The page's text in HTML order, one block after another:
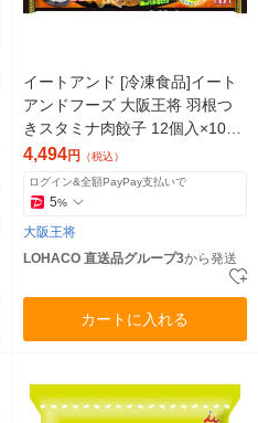
イートアンド [冷凍食品]イート
アンドフーズ 大阪王将 羽根つ
きスタミナ肉餃子 12個入×10袋
4954018128125（直送品）
4,494円 （税込）
ログイン&全額PayPay支払いで
5%
大阪王将
LOHACO 直送品グループ3から発送
カートに入れる